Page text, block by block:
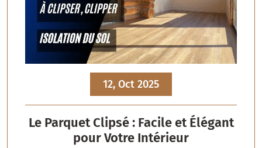
12, Oct 2025
Le Parquet Clipsé : Facile et Élégant
pour Votre Intérieur